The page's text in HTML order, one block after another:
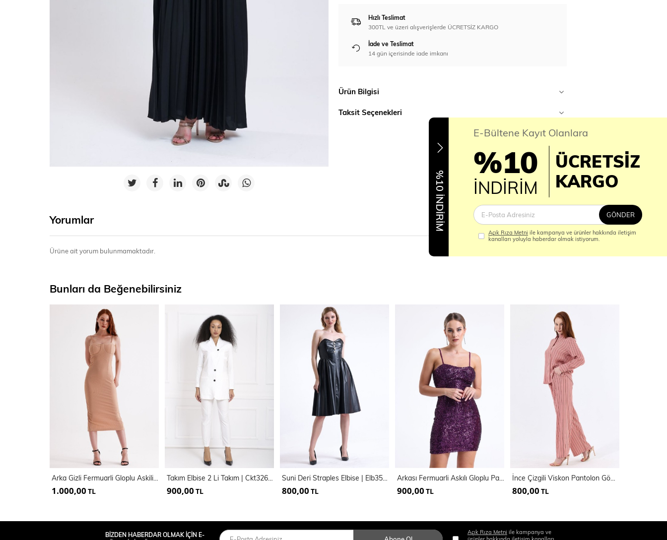
Hızlı Teslimat
300TL ve üzeri alışverişlerde ÜCRETSİZ KARGO
İade ve Teslimat
14 gün içerisinde iade imkanı
Ürün Bilgisi
Taksit Seçenekleri
Yorumlar
Ürüne ait yorum bulunmamaktadır.
Bunları da Beğenebilirsiniz
Arka Gizli Fermuarli Gloplu Askili Ottoman Elbise | Elb35442
1.000,00 TL
Takım Elbise 2 Li Takım | Ckt32688
900,00 TL
Suni Deri Straples Elbise | Elb35292
800,00 TL
Arkası Fermuarli Askılı Gloplu Payet Elbise | Elb35062
900,00 TL
İnce Çizgili Viskon Pantolon Gömlek Kadın Takım | Tkm35466
800,00 TL
%10 İNDİRİM
E-Bültene Kayıt Olanlara
%10
İNDİRİM
ÜCRETSİZ
KARGO
GÖNDER
Açık Rıza Metni ile kampanya ve ürünler hakkında iletişim
kanalları yoluyla haberdar olmak istiyorum.
BİZDEN HABERDAR OLMAK İÇİN E-
Açık Rıza Metni ile kampanya ve